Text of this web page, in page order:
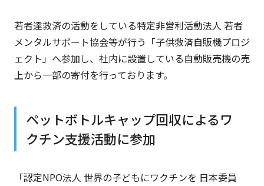
若者達救済の活動をしている特定非営利活動法人 若者
メンタルサポート協会等が行う「子供救済自販機プロジ
ェクト」へ参加し、社内に設置している自動販売機の売
上から一部の寄付を行っております。
ペットボトルキャップ回収によるワ
クチン支援活動に参加
「認定NPO法人 世界の子どもにワクチンを 日本委員